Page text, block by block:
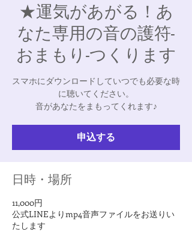
★運気があがる！あ
なた専用の音の護符-
おまもり-つくります
スマホにダウンロードしていつでも必要な時
に聴いてください。
音があなたをまもってくれます♪
申込する
日時・場所
11,000円
公式LINEよりmp4音声ファイルをお送りい
たします